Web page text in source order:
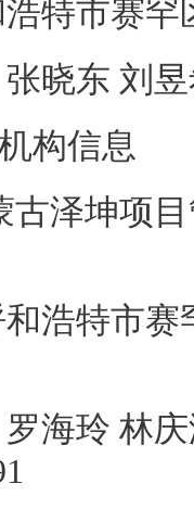
和浩
：张晓
构信息
古泽坤项
浩特市赛
海玲 林